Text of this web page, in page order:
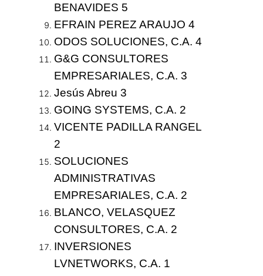
BENAVIDES 5
EFRAIN PEREZ ARAUJO 4
ODOS SOLUCIONES, C.A. 4
G&G CONSULTORES
EMPRESARIALES, C.A. 3
Jesús Abreu 3
GOING SYSTEMS, C.A. 2
VICENTE PADILLA RANGEL
2
SOLUCIONES
ADMINISTRATIVAS
EMPRESARIALES, C.A. 2
BLANCO, VELASQUEZ
CONSULTORES, C.A. 2
INVERSIONES
LVNETWORKS, C.A. 1